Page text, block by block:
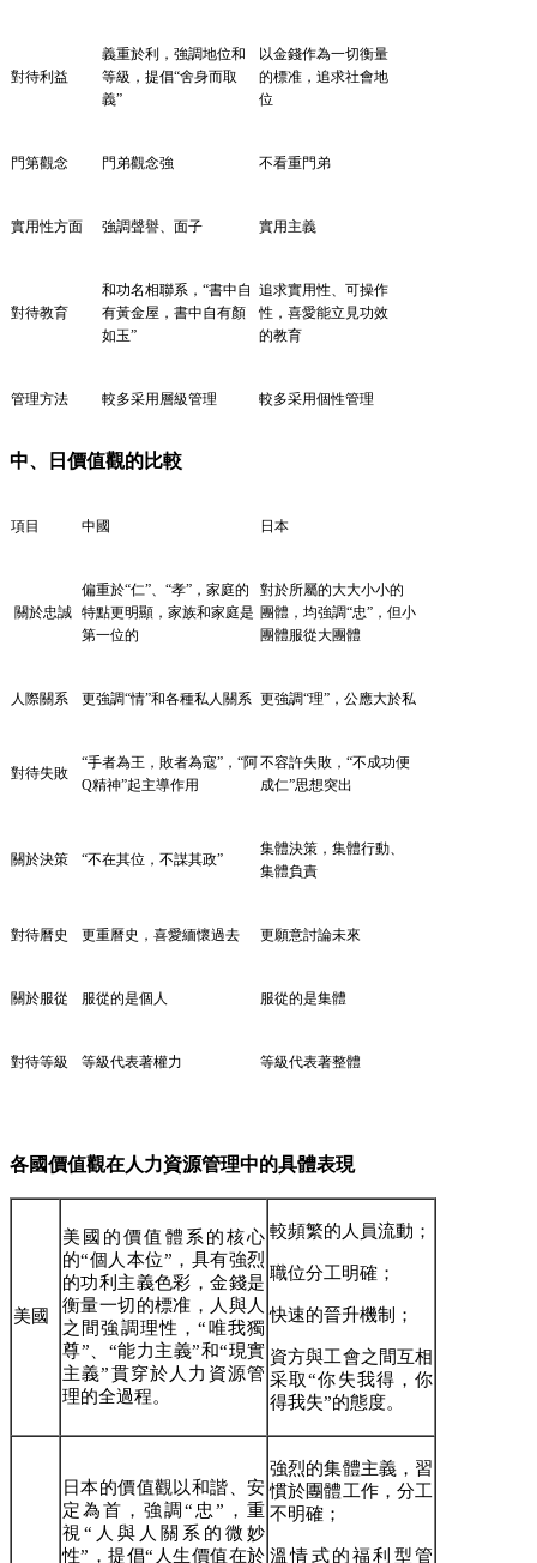
對待利益
義重於利，強調地位和
等級，提倡“舍身而取
義”
以金錢作為一切衡量
的標准，追求社會地
位
門第觀念 門弟觀念強 不看重門弟
實用性方面 強調聲譽、面子 實用主義
對待教育
和功名相聯系， “書中自
有黃金屋，書中自有顏
如玉”
追求實用性、可操作
性，喜愛能立見功效
的教育
管理方法 較多采用層級管理 較多采用個性管理
中、日價值觀的比較
項目 中國 日本
關於忠誠
偏重於“仁”、“孝”，家庭的
特點更明顯，家族和家庭是
第一位的
對於所屬的大大小小的
團體，均強調“忠”，但小
團體服從大團體
人際關系 更強調“情”和各種私人關系 更強調“理”，公應大於私
對待失敗
“手者為王，敗者為寇”，“阿
Q精神”起主導作用
不容許失敗， “不成功便
成仁”思想突出
關於決策 “不在其位，不謀其政”
集體決策，集體行動、
集體負責
對待曆史 更重曆史，喜愛緬懷過去 更願意討論未來
關於服從 服從的是個人 服從的是集體
對待等級 等級代表著權力 等級代表著整體
各國價值觀在人力資源管理中的具體表現
美國
美國的價值體系的核心
的“個人本位”，具有強烈
的功利主義色彩，金錢是
衡量一切的標准，人與人
之間強調理性，“唯我獨
尊”、“能力主義”和“現實
主義”貫穿於人力資源管
理的全過程。
較頻繁的人員流動；
職位分工明確；
快速的晉升機制；
資方與工會之間互相
采取“你失我得，你
得我失”的態度。
日本的價值觀以和諧、安
定為首，強調 “忠”，重
視“人與人關系的微妙
性”，提倡“人生價值在於
強烈的集體主義，習
慣於團體工作，分工
不明確 ；
溫情式的福利型管